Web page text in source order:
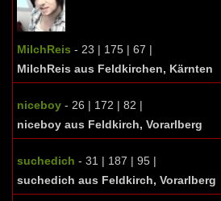
MilchReis - 23 | 175 | 67 |
MilchReis aus Feldkirchen, Kärnten
niceboy - 26 | 172 | 82 |
niceboy aus Feldkirch, Vorarlberg
suchedich - 31 | 187 | 95 |
suchedich aus Feldkirch, Vorarlberg